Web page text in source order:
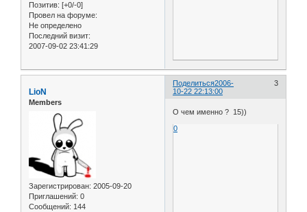
Позитив: [+0/-0]
Провел на форуме:
Не определено
Последний визит:
2007-09-02 23:41:29
Поделиться 3
2006-
10-22 22:13:00
LioN
Members
Зарегистрирован: 2005-09-20
Приглашений: 0
Сообщений: 144
О чем именно ? 15))
0